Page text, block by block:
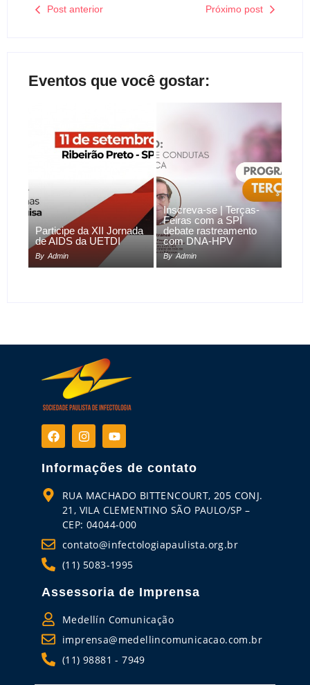
Post anterior Próximo post
Eventos que você gostar:
Participe da XII Jornada
de AIDS da UETDI
By Admin
Inscreva-se | Terças-
Feiras com a SPI
debate rastreamento
com DNA-HPV
By Admin
Informações de contato
RUA MACHADO BITTENCOURT, 205 CONJ.
21, VILA CLEMENTINO SÃO PAULO/SP –
CEP: 04044-000
contato@infectologiapaulista.org.br
(11) 5083-1995
Assessoria de Imprensa
Medellín Comunicação
imprensa@medellincomunicacao.com.br
(11) 98881 - 7949